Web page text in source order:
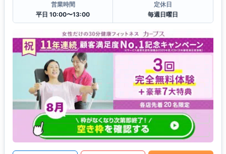
営業時間
平日 10:00〜13:00
定休日
毎週日曜日